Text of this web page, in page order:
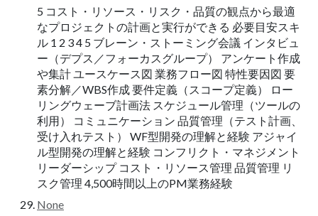
5 コスト・リソース・リスク・品質の観点から最適
なプロジェクトの計画と実行ができる 必要目安スキ
ル 1 2 3 4 5 ブレーン・ストーミング会議 インタビュ
ー（デプス／フォーカスグループ） アンケート作成
や集計 ユースケース図 業務フロー図 特性要因図 要
素分解／WBS作成 要件定義（スコープ定義） ロー
リングウェーブ計画法 スケジュール管理（ツールの
利用） コミュニケーション 品質管理（テスト計画、
受け入れテスト） WF型開発の理解と経験 アジャイ
ル型開発の理解と経験 コンフリクト・マネジメント
リーダーシップ コスト・リソース管理 品質管理 リ
スク管理 4,500時間以上のPM業務経験
None